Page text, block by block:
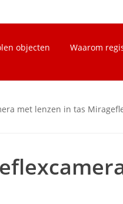
objecten Waarom
met lenzen in tas